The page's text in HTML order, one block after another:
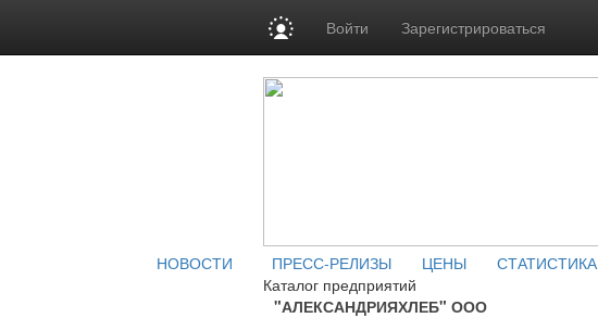
Войти Зарегистрироваться
НОВОСТИ ПРЕСС-РЕЛИЗЫ ЦЕНЫ СТАТИСТИКА
Каталог предприятий
"АЛЕКСАНДРИЯХЛЕБ" ООО